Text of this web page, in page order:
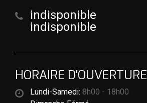
indisponible
indisponible
HORAIRE D'OUVERTURE
Lundi-Samedi: 8h00 - 18h00